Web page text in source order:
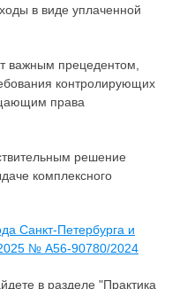
в виде уплаченной
важным прецедентом,
контролирующих
права
решение
комплексного
Санкт-Петербурга и
№ А56-90780/2024
в разделе "Практика